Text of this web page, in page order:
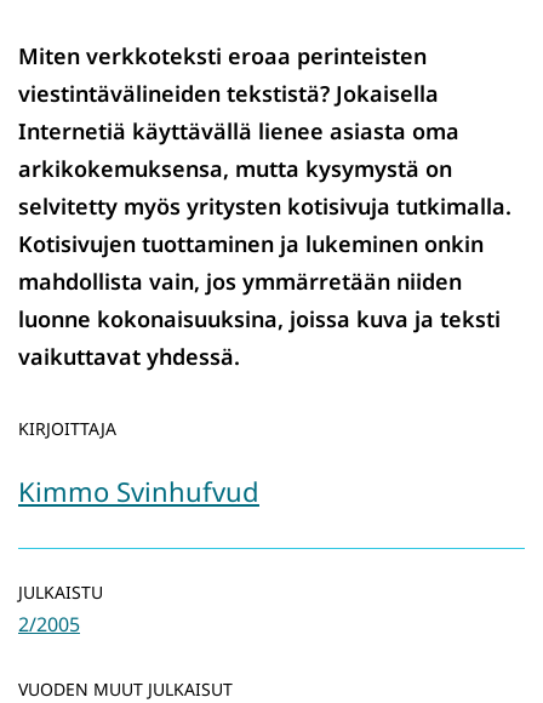
Miten verkkoteksti eroaa perinteisten
viestintävälineiden tekstistä? Jokaisella
Internetiä käyttävällä lienee asiasta oma
arkikokemuksensa, mutta kysymystä on
selvitetty myös yritysten kotisivuja tutkimalla.
Kotisivujen tuottaminen ja lukeminen onkin
mahdollista vain, jos ymmärretään niiden
luonne kokonaisuuksina, joissa kuva ja teksti
vaikuttavat yhdessä.
KIRJOITTAJA
Kimmo Svinhufvud
JULKAISTU
2/2005
VUODEN MUUT JULKAISUT